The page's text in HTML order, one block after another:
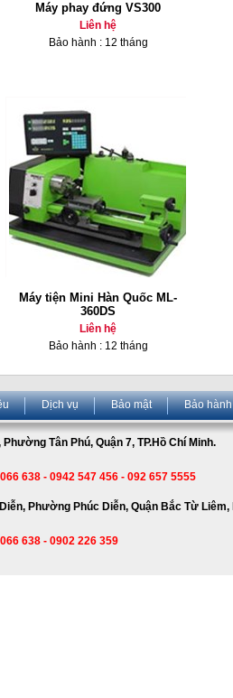
Máy phay đứng VS300
Liên hệ
Bảo hành : 12 tháng
Máy tiện Mini Hàn Quốc ML-
360DS
Liên hệ
Bảo hành : 12 tháng
Dịch vụ Bảo mật Bảo hành
Tân Phú, Quận 7, TP.Hồ Chí Minh.
638 - 0942 547 456 - 092 657 5555
Phường Phúc Diễn, Quận Bắc Từ Liêm,
638 - 0902 226 359